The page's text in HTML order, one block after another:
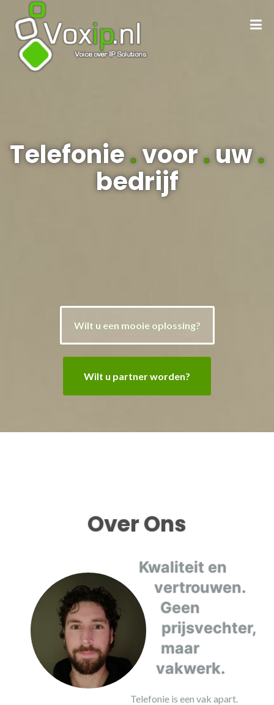
Telefonie.voor.uw.
bedrijf
Wilt u een mooie oplossing?
Wilt u partner worden?
Over Ons
Kwaliteit en
vertrouwen.
Geen
prijsvechter,
maar
vakwerk.
Telefonie is een vak apart.